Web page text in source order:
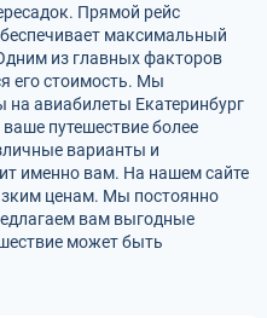
Прямой рейс
максимальный
из главных факторов
его стоимость. Мы
на авиабилеты Екатеринбург
путешествие более
варианты и
именно вам. На нашем сайте
ценам. Мы постоянно
вам выгодные
может быть